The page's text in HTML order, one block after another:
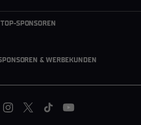
TOP-SPONSOREN
& WERBEKUNDEN